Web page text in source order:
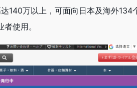
140万以上，可面向日本及海外134
使用。